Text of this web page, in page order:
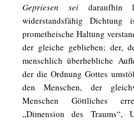
Gepriesen seidaraufhin
widerstandsfähig
prometheische Haltung
der gleiche geblieben; der,
menschlich überhebliche
der die Ordnung Gottes
den Menschen, der
Menschen Göttliches
„Dimension des